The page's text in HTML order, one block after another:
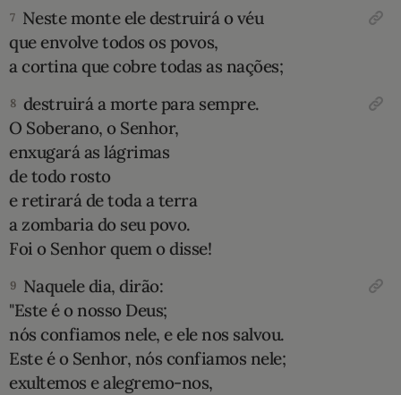
7 Neste monte ele destruirá o véu
que envolve todos os povos,
a cortina que cobre todas as nações;
8 destruirá a morte para sempre.
O Soberano, o Senhor,
enxugará as lágrimas
de todo rosto
e retirará de toda a terra
a zombaria do seu povo.
Foi o Senhor quem o disse!
9 Naquele dia, dirão:
"Este é o nosso Deus;
nós confiamos nele, e ele nos salvou.
Este é o Senhor, nós confiamos nele;
exultemos e alegremo-nos,